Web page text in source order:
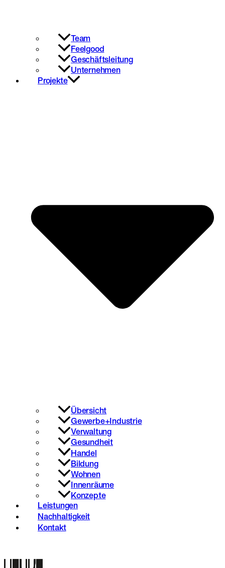
Team
Feelgood
Geschäftsleitung
Unternehmen
Projekte
Übersicht
Gewerbe+Industrie
Verwaltung
Gesundheit
Handel
Bildung
Wohnen
Innenräume
Konzepte
Leistungen
Nachhaltigkeit
Kontakt